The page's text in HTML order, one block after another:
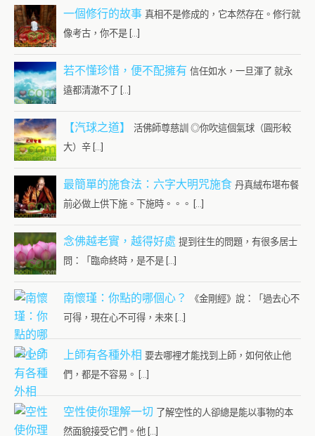
一個修行的故事 真相不是修成的，它本然存在。修行就
像考古，你不是 […]
若不懂珍惜，便不配擁有 信任如水，一旦渾了 就永
遠都清澈不了 […]
【汽球之道】
活佛師尊慈訓 ◎你吹這個氣球（圓形較
大）辛 […]
最簡單的施食法：六字大明咒施食 丹真絨布堪布餐
前必做上供下施。下施時。。。 […]
念佛越老實，越得好處 提到往生的問題，有很多居士
問：「臨命終時，是不是 […]
南懷瑾：你點的哪個心？
《金剛經》說：「過去心不
可得，現在心不可得，未來 […]
上師有各種外相 要去哪裡才能找到上師，如何依止他
們，都是不容易。 […]
空性使你理解一切
了解空性的人卻總是能以事物的本
然面貌接受它們。他 […]